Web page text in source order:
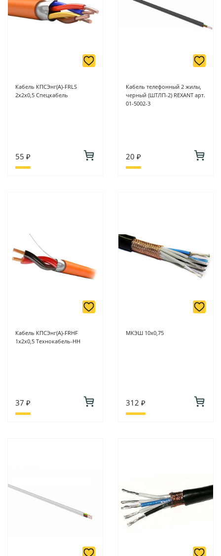
Кабель КПСЭнг(A)-FRLS
2х2х0,5 Спецкабель
55 ₽
Кабель телефонный 2 жилы,
черный (ШТЛП-2) REXANT арт.
01-5002-3
20 ₽
Кабель КПСЭнг(А)-FRHF
1х2х0,5 Технокабель-НН
37 ₽
МКЭШ 10х0,75
312 ₽